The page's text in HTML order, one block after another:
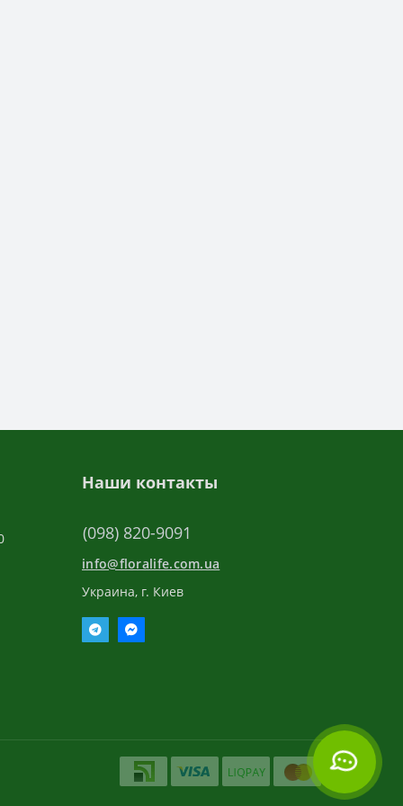
Наши контакты
(098) 820-9091
info@floralife.com.ua
Украина, г. Киев